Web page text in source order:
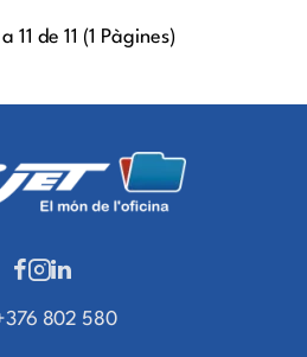
11 de 11 (1 Pàgines)
802 580